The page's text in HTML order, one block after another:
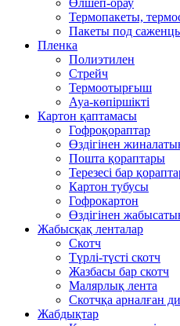
Өлшеп-орау
Термопакеты,
Пакеты под
Пленка
Полиэтилен
Стрейч
Термоотырғыш
Ауа-көпіршікті
Картон қаптамасы
Гофроқораптар
Өздігінен
Пошта қораптары
Терезесі бар
Картон тубусы
Гофрокартон
Өздігінен
Жабысқақ ленталар
Скотч
Түрлі-түсті скотч
Жазбасы бар скотч
Малярлық лента
Скотчқа арналған
Жабдықтар